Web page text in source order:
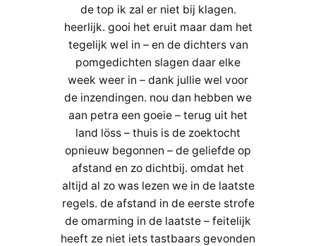
de top ik zal er niet bij klagen.
heerlijk. gooi het eruit maar dam het
tegelijk wel in – en de dichters van
pomgedichten slagen daar elke
week weer in – dank jullie wel voor
de inzendingen. nou dan hebben we
aan petra een goeie – terug uit het
land löss – thuis is de zoektocht
opnieuw begonnen – de geliefde op
afstand en zo dichtbij. omdat het
altijd al zo was lezen we in de laatste
regels. de afstand in de eerste strofe
de omarming in de laatste – feitelijk
heeft ze niet iets tastbaars gevonden